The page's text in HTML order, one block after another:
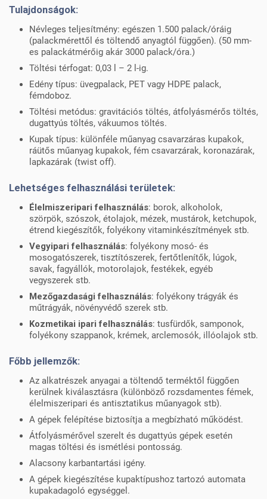
Tulajdonságok:
Névleges teljesítmény: egészen 1.500 palack/óráig
(palackmérettől és töltendő anyagtól függően). (50 mm-
es palackátmérőig akár 3000 palack/óra.)
Töltési térfogat: 0,03 l – 2 l-ig.
Edény típus: üvegpalack, PET vagy HDPE palack,
fémdoboz.
Töltési metódus: gravitációs töltés, átfolyásmérős töltés,
dugattyús töltés, vákuumos töltés.
Kupak típus: különféle műanyag csavarzáras kupakok,
ráütős műanyag kupakok, fém csavarzárak, koronazárak,
lapkazárak (twist off).
Lehetséges felhasználási területek:
Élelmiszeripari felhasználás: borok, alkoholok,
szörpök, szószok, étolajok, mézek, mustárok, ketchupok,
étrend kiegészítők, folyékony vitaminkészítmények stb.
Vegyipari felhasználás: folyékony mosó- és
mosogatószerek, tisztítószerek, fertőtlenítők, lúgok,
savak, fagyállók, motorolajok, festékek, egyéb
vegyszerek stb.
Mezőgazdasági felhasználás: folyékony trágyák és
műtrágyák, növényvédő szerek stb.
Kozmetikai ipari felhasználás: tusfürdők, samponok,
folyékony szappanok, krémek, arclemosók, illóolajok stb.
Főbb jellemzők:
Az alkatrészek anyagai a töltendő terméktől függően
kerülnek kiválasztásra (különböző rozsdamentes fémek,
élelmiszeripari és antisztatikus műanyagok stb).
A gépek felépítése biztosítja a megbízható működést.
Átfolyásmérővel szerelt és dugattyús gépek esetén
magas töltési és ismétlési pontosság.
Alacsony karbantartási igény.
A gépek kiegészítése kupaktípushoz tartozó automata
kupakadagoló egységgel.